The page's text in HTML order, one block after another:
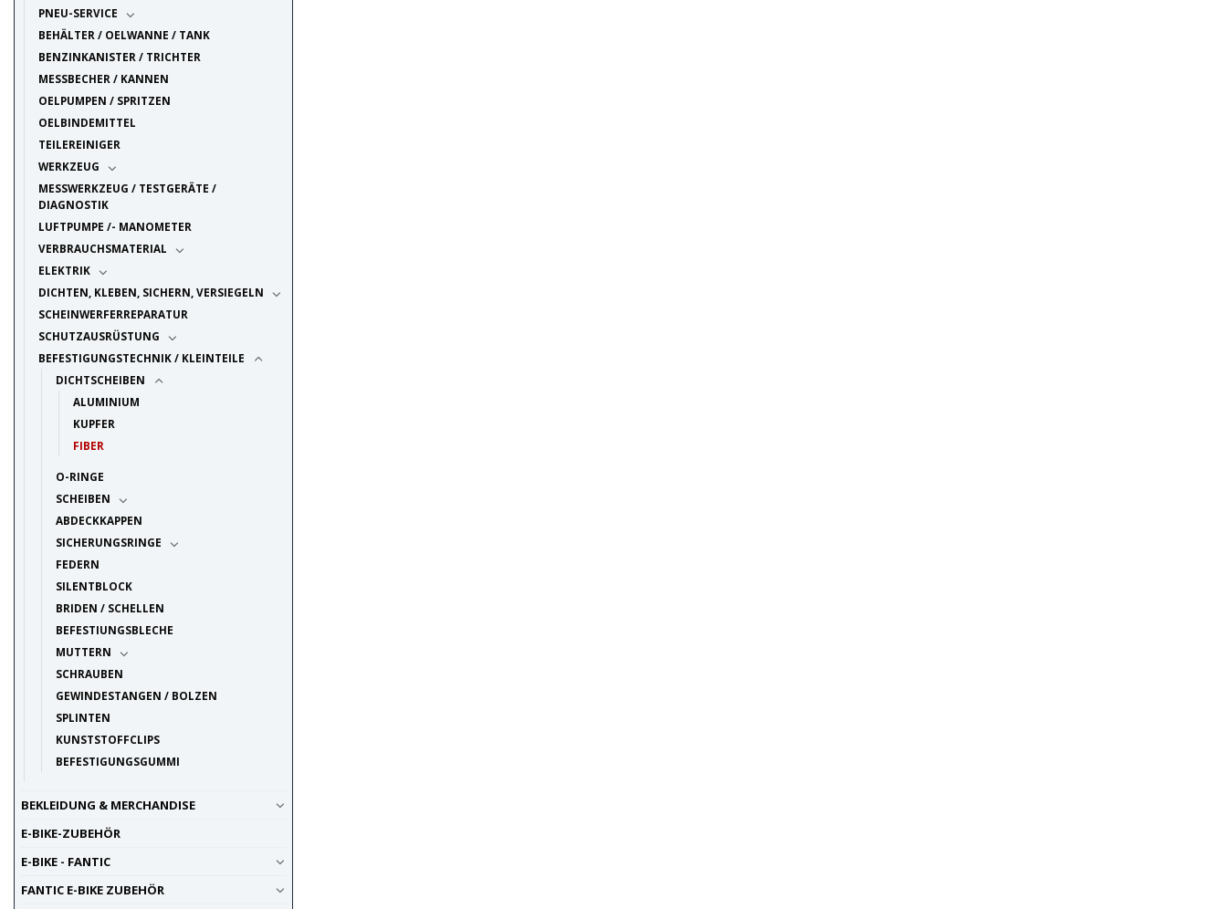
PNEU-SERVICE
BEHÄLTER / OELWANNE / TANK
BENZINKANISTER / TRICHTER
MESSBECHER / KANNEN
OELPUMPEN / SPRITZEN
OELBINDEMITTEL
TEILEREINIGER
WERKZEUG
MESSWERKZEUG / TESTGERÄTE /
DIAGNOSTIK
LUFTPUMPE /- MANOMETER
VERBRAUCHSMATERIAL
ELEKTRIK
DICHTEN, KLEBEN, SICHERN, VERSIEGELN
SCHEINWERFERREPARATUR
SCHUTZAUSRÜSTUNG
BEFESTIGUNGSTECHNIK / KLEINTEILE
DICHTSCHEIBEN
ALUMINIUM
KUPFER
FIBER
O-RINGE
SCHEIBEN
ABDECKKAPPEN
SICHERUNGSRINGE
FEDERN
SILENTBLOCK
BRIDEN / SCHELLEN
BEFESTIUNGSBLECHE
MUTTERN
SCHRAUBEN
GEWINDESTANGEN / BOLZEN
SPLINTEN
KUNSTSTOFFCLIPS
BEFESTIGUNGSGUMMI
BEKLEIDUNG & MERCHANDISE
E-BIKE-ZUBEHÖR
E-BIKE - FANTIC
FANTIC E-BIKE ZUBEHÖR